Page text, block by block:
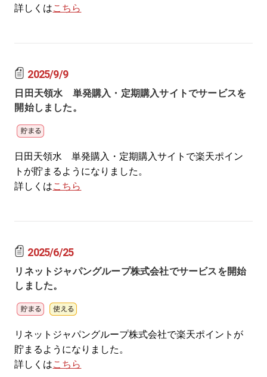
詳しくはこちら
2025/9/9
日田天領水 単発購入・定期購入サイトでサービスを
開始しました。
日田天領水 単発購入・定期購入サイトで楽天ポイン
トが貯まるようになりました。
詳しくはこちら
2025/6/25
リネットジャパングループ株式会社でサービスを開始
しました。
リネットジャパングループ株式会社で楽天ポイントが
貯まるようになりました。
詳しくはこちら